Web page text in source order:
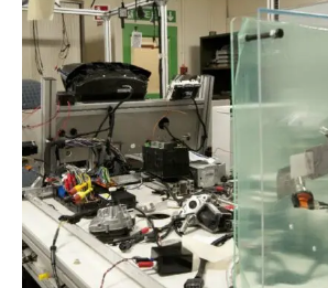
de
Eletroeletrônica
em
Bancada
para
os
Consertos
de
Veículos